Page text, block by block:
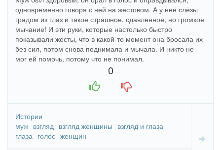
одновременно говоря с ней на жестовом. А у неё слёзы
градом из глаз и такое страшное, сдавленное, но громкое
мычание! И эти руки, которые настолько быстро
показывали жесты, что в какой-то момент она бросала их
без сил, потом снова поднимала и мычала. И никто не
мог ей помочь, потому что не понимал.
0
Истории
муж взгляд взгляд женщины взгляд и глаза
глаза голос женщин